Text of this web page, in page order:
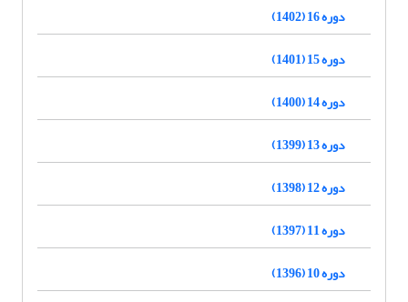
دوره 16 (1402)
دوره 15 (1401)
دوره 14 (1400)
دوره 13 (1399)
دوره 12 (1398)
دوره 11 (1397)
دوره 10 (1396)